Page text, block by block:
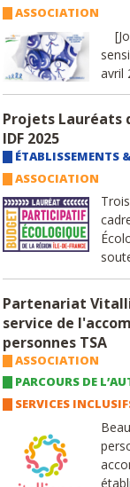
ASSOCIATION
avril
Projets Lauréats
IDF 2025
ÉTABLISSEMENTS
ASSOCIATION
Partenariat
service de
personnes TSA
ASSOCIATION
PARCOURS DE
SERVICES